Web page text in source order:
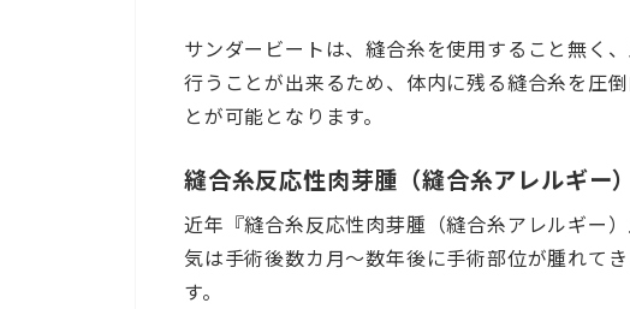
サンダービートは、縫合糸を使用すること無く
行うことが出来るため、体内に残る縫合糸を圧
とが可能となります。
縫合糸反応性肉芽腫（縫合糸アレルギー
近年『縫合糸反応性肉芽腫（縫合糸アレルギー
気は手術後数カ月～数年後に手術部位が腫れて
す。